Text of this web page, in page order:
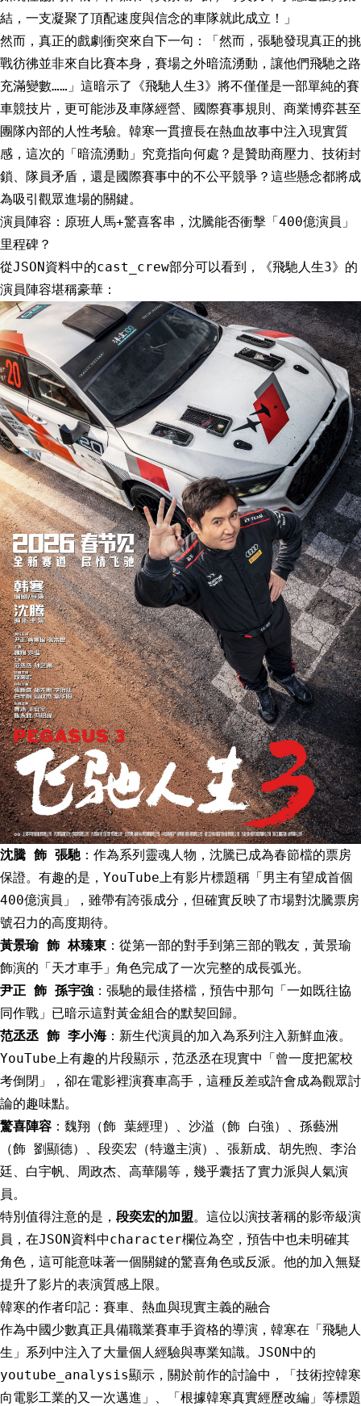
結，一支凝聚了頂配速度與信念的車隊就此成立！」
然而，真正的戲劇衝突來自下一句：「然而，張馳發現真正的挑
戰彷彿並非來自比賽本身，賽場之外暗流湧動，讓他們飛馳之路
充滿變數……」這暗示了《飛馳人生3》將不僅僅是一部單純的賽
車競技片，更可能涉及車隊經營、國際賽事規則、商業博弈甚至
團隊內部的人性考驗。韓寒一貫擅長在熱血故事中注入現實質
感，這次的「暗流湧動」究竟指向何處？是贊助商壓力、技術封
鎖、隊員矛盾，還是國際賽事中的不公平競爭？這些懸念都將成
為吸引觀眾進場的關鍵。
演員陣容：原班人馬+驚喜客串，沈騰能否衝擊「400億演員」
里程碑？
從JSON資料中的cast_crew部分可以看到，《飛馳人生3》的
演員陣容堪稱豪華：
沈騰 飾 張馳 ：作為系列靈魂人物，沈騰已成為春節檔的票房
保證。有趣的是，YouTube上有影片標題稱「男主有望成首個
400億演員」，雖帶有誇張成分，但確實反映了市場對沈騰票房
號召力的高度期待。
黃景瑜 飾 林臻東 ：從第一部的對手到第三部的戰友，黃景瑜
飾演的「天才車手」角色完成了一次完整的成長弧光。
尹正 飾 孫宇強 ：張馳的最佳搭檔，預告中那句「一如既往協
同作戰」已暗示這對黃金組合的默契回歸。
范丞丞 飾 李小海：新生代演員的加入為系列注入新鮮血液。
YouTube上有趣的片段顯示，范丞丞在現實中「曾一度把駕校
考倒閉」，卻在電影裡演賽車高手，這種反差或許會成為觀眾討
論的趣味點。
驚喜陣容 ：魏翔（飾 葉經理）、沙溢（飾 白強）、孫藝洲
（飾 劉顯德）、段奕宏（特邀主演）、張新成、胡先煦、李治
廷、白宇帆、周政杰、高華陽等，幾乎囊括了實力派與人氣演
員。
特別值得注意的是， 段奕宏的加盟。這位以演技著稱的影帝級演
員，在JSON資料中character欄位為空，預告中也未明確其
角色，這可能意味著一個關鍵的驚喜角色或反派。他的加入無疑
提升了影片的表演質感上限。
韓寒的作者印記：賽車、熱血與現實主義的融合
作為中國少數真正具備職業賽車手資格的導演，韓寒在「飛馳人
生」系列中注入了大量個人經驗與專業知識。JSON中的
youtube_analysis顯示，關於前作的討論中，「技術控韓寒
向電影工業的又一次邁進」、「根據韓寒真實經歷改編」等標題